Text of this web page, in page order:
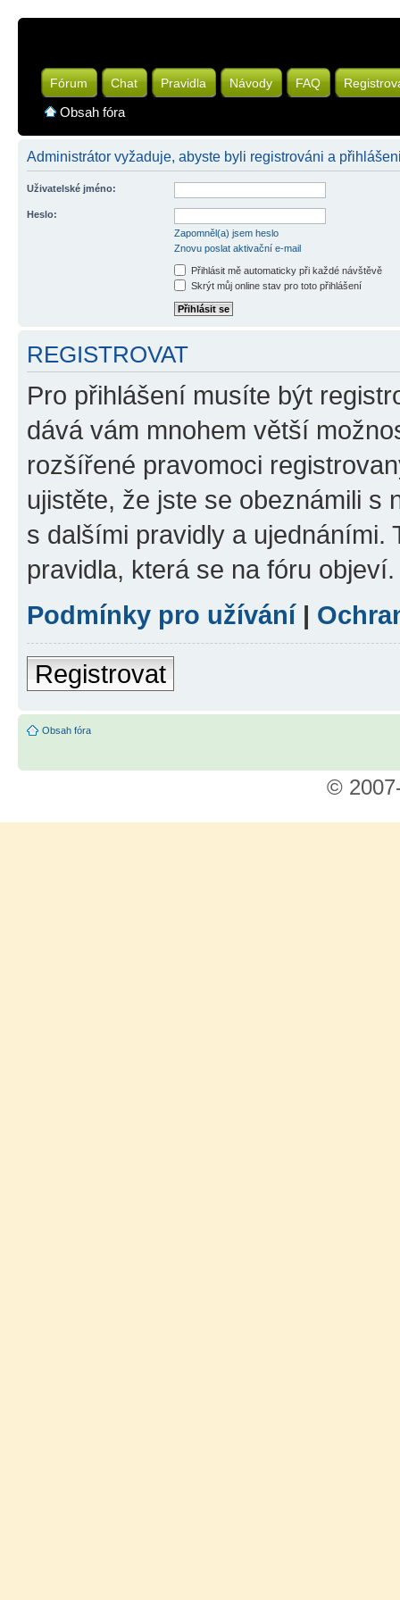
Fórum Chat Pravidla Návody FAQ
Obsah fóra
Administrátor vyžaduje, abyste byli registrováni a
Uživatelské jméno:
Heslo:
Zapomněl(a) jsem heslo
Znovu poslat aktivační e-mail
Přihlásit mě automaticky při každé návštěvě
Skrýt můj online stav pro toto přihlášení
REGISTROVAT
Pro přihlášení musíte být
dává vám mnohem větší
rozšířené pravomoci
ujistěte, že jste se obeznámili s
s dalšími pravidly a ujednáními.
pravidla, která se na fóru objeví.
Podmínky pro užívání|
Registrovat
Obsah fóra
©